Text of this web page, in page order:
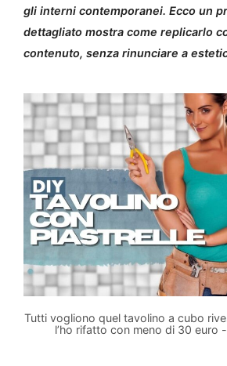
gli interni contemporanei. Ecco un
dettagliato mostra come replicarlo
contenuto, senza rinunciare a
Tutti vogliono quel tavolino a cubo
l’ho rifatto con meno di 30 euro